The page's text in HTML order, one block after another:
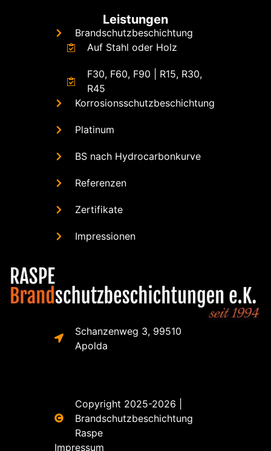
Leistungen
Brandschutz­beschichtung
Auf Stahl oder Holz
F30, F60, F90 | R15, R30,
R45
Korrosions­schutzbeschichtung
Platinum
BS nach Hydrocarbonkurve
Referenzen
Zertifikate
Impressionen
Schanzenweg 3, 99510
Apolda
Copyright 2025-2026 |
Brandschutzbeschichtung
Raspe
Impressum